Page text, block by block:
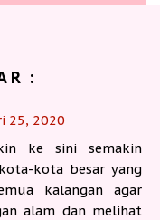
:
25, 2020
ke sini semakin
kota besar yang
kalangan agar
alam dan melihat